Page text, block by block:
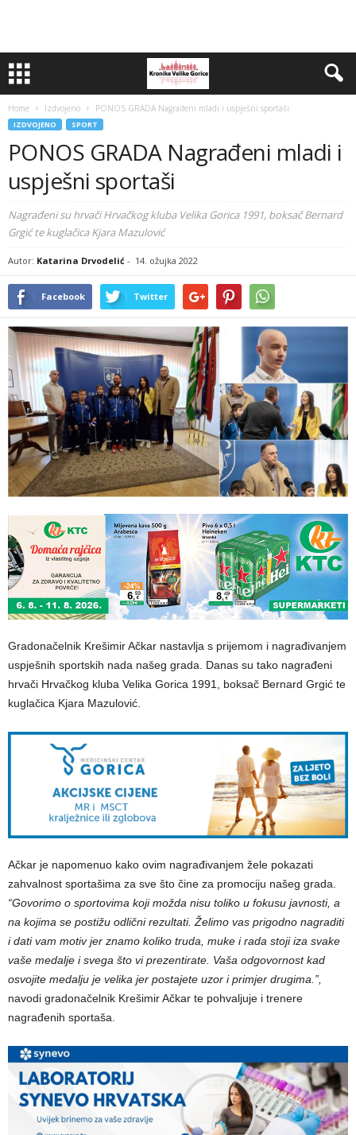
Home Izdvojeno PONOS GRADA Nagrađeni mladi i uspješni sportaši
IZDVOJENO SPORT
PONOS GRADA Nagrađeni mladi i
uspješni sportaši
Nagrađeni su hrvači Hrvačkog kluba Velika Gorica 1991, boksač Bernard
Grgić te kuglačica Kjara Mazulović
Autor: Katarina Drvodelić - 14. ožujka 2022
Facebook Twitter
Gradonačelnik Krešimir Ačkar nastavlja s prijemom i nagrađivanjem
uspješnih sportskih nada našeg grada. Danas su tako nagrađeni
hrvači Hrvačkog kluba Velika Gorica 1991, boksač Bernard Grgić te
kuglačica Kjara Mazulović.
Ačkar je napomenuo kako ovim nagrađivanjem žele pokazati
zahvalnost sportašima za sve što čine za promociju našeg grada.
“Govorimo o sportovima koji možda nisu toliko u fokusu javnosti, a
na kojima se postižu odlični rezultati. Želimo vas prigodno nagraditi
i dati vam motiv jer znamo koliko truda, muke i rada stoji iza svake
vaše medalje i svega što vi prezentirate. Vaša odgovornost kad
osvojite medalju je velika jer postajete uzor i primjer drugima.”,
navodi gradonačelnik Krešimir Ačkar te pohvaljuje i trenere
nagrađenih sportaša.